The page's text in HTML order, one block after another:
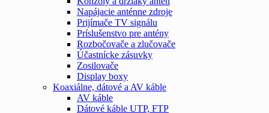
Napájacie anténne zdroje
Prijímače TV signálu
Príslušenstvo pre antény
Rozbočovače a zlučovače
Účastnícke zásuvky
Zosilovače
Display boxy
Koaxiálne, dátové a AV káble
AV káble
Dátové káble UTP, FTP